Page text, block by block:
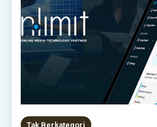
Tak Berkategori